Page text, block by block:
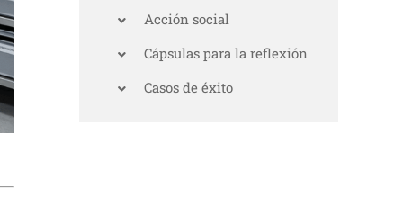
Acción social
Cápsulas para la reflexión
Casos de éxito